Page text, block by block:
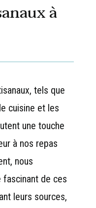
à
tels que
cuisine et les
une touche
à nos repas
nous
fascinant de ces
leurs sources,